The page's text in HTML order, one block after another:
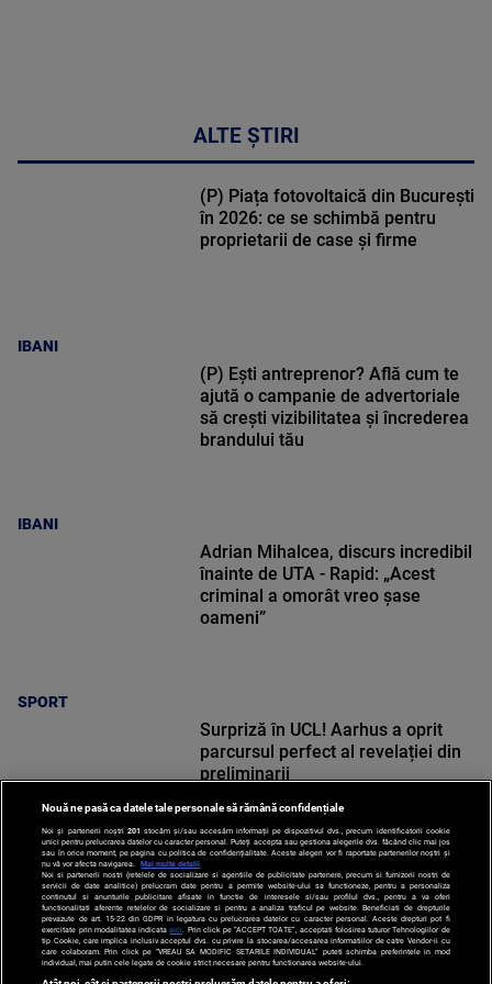
ALTE ȘTIRI
IBANI
(P) Piața fotovoltaică din București
în 2026: ce se schimbă pentru
proprietarii de case și firme
IBANI
(P) Ești antreprenor? Află cum te
ajută o campanie de advertoriale
să crești vizibilitatea și încrederea
brandului tău
SPORT
Adrian Mihalcea, discurs incredibil
înainte de UTA - Rapid: „Acest
criminal a omorât vreo șase
oameni”
SPORT
Surpriză în UCL! Aarhus a oprit
parcursul perfect al revelației din
preliminarii
Nouă ne pasă ca datele tale personale să rămână confidențiale
Noi și partenerii noștri 201 stocăm și/sau accesăm informații pe dispozitivul dvs., precum identificatorii cookie
unici pentru prelucrarea datelor cu caracter personal. Puteți accepta sau gestiona alegerile dvs. făcând clic mai jos
sau în orice moment, pe pagina cu politica de confidențialitate. Aceste alegeri vor fi raportate partenerilor noștri și
nu vă vor afecta navigarea.
Mai multe detalii
Noi si partenerii nostri (retelele de socializare si agentiile de publicitate partenere, precum si furnizorii nostri de
servicii de date analitice) prelucram date pentru a permite website-ului sa functioneze, pentru a personaliza
continutul si anunturile publicitare afisate in functie de interesele si/sau profilul dvs., pentru a va oferi
functionalitati aferente retelelor de socializare si pentru a analiza traficul pe website. Beneficiati de drepturile
prevazute de art. 15-22 din GDPR in legatura cu prelucrarea datelor cu caracter personal. Aceste drepturi pot fi
exercitate prin modalitatea indicataaici . Prin click pe “ACCEPT TOATE”, acceptati folosirea tuturor Tehnologiilor de
tip Cookie, care implica inclusiv acceptul dvs. cu privire la stocarea/accesarea informatiilor de catre Vendor-ii cu
care colaboram. Prin click pe “VREAU SA MODIFIC SETARILE INDIVIDUAL” puteti schimba preferintele in mod
individual, mai putin cele legate de cookie strict necesare pentru functionarea website-ului.